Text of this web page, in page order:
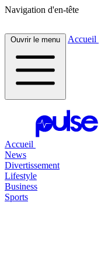
Navigation d'en-tête
Ouvrir le menu Accueil
Accueil
News
Divertissement
Lifestyle
Business
Sports